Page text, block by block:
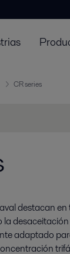
CR series
destacan
adaptado